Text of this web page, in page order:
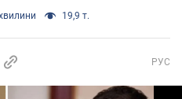
19,9 т.
РУС